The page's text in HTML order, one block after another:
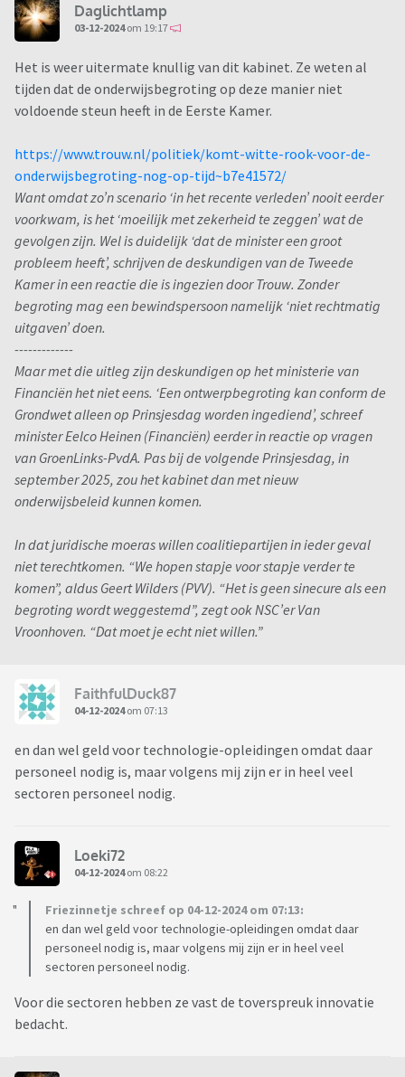
Daglichtlamp
03-12-2024om 19:17
Het is weer uitermate knullig van dit kabinet. Ze weten al
tijden dat de onderwijsbegroting op deze manier niet
voldoende steun heeft in de Eerste Kamer.
https://www.trouw.nl/politiek/komt-witte-rook-voor-de-
onderwijsbegroting-nog-op-tijd~b7e41572/
Want omdat zo’n scenario ‘in het recente verleden’ nooit eerder
voorkwam, is het ‘moeilijk met zekerheid te zeggen’ wat de
gevolgen zijn. Wel is duidelijk ‘dat de minister een groot
probleem heeft’, schrijven de deskundigen van de Tweede
Kamer in een reactie die is ingezien door Trouw. Zonder
begroting mag een bewindspersoon namelijk ‘niet rechtmatig
uitgaven’ doen.
-------------
Maar met die uitleg zijn deskundigen op het ministerie van
Financiën het niet eens. ‘Een ontwerpbegroting kan conform de
Grondwet alleen op Prinsjesdag worden ingediend’, schreef
minister Eelco Heinen (Financiën) eerder in reactie op vragen
van GroenLinks-PvdA. Pas bij de volgende Prinsjesdag, in
september 2025, zou het kabinet dan met nieuw
onderwijsbeleid kunnen komen.
In dat juridische moeras willen coalitiepartijen in ieder geval
niet terechtkomen. “We hopen stapje voor stapje verder te
komen”, aldus Geert Wilders (PVV). “Het is geen sinecure als een
begroting wordt weggestemd”, zegt ook NSC’er Van
Vroonhoven. “Dat moet je echt niet willen.”
FaithfulDuck87
04-12-2024om 07:13
en dan wel geld voor technologie-opleidingen omdat daar
personeel nodig is, maar volgens mij zijn er in heel veel
sectoren personeel nodig.
Loeki72
04-12-2024om 08:22
Friezinnetje schreef op 04-12-2024 om 07:13:
en dan wel geld voor technologie-opleidingen omdat daar
personeel nodig is, maar volgens mij zijn er in heel veel
sectoren personeel nodig.
Voor die sectoren hebben ze vast de toverspreuk innovatie
bedacht.